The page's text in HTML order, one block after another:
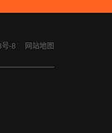
号-8 网站地图